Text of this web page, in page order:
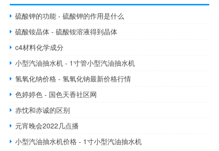
硫酸钾的功能 - 硫酸钾的作用是什么
硫酸铵晶体 - 硫酸铵溶液得到晶体
c4材料化学成分
小型汽油抽水机 - 1寸管小型汽油抽水机
氢氧化纳价格 - 氢氧化钠最新价格行情
色婷婷色 - 国色天香社区网
赤忱和赤诚的区别
元宵晚会2022几点播
小型汽油抽水机价格 - 1寸小型汽油抽水机